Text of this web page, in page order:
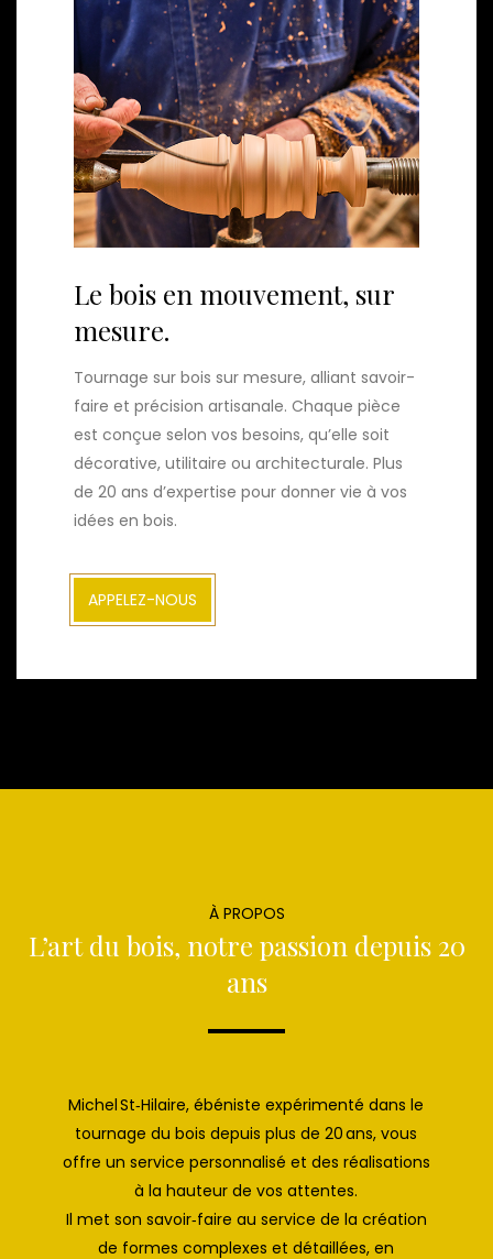
Le bois en mouvement, sur
mesure.
Tournage sur bois sur mesure, alliant savoir-
faire et précision artisanale. Chaque pièce
est conçue selon vos besoins, qu’elle soit
décorative, utilitaire ou architecturale. Plus
de 20 ans d’expertise pour donner vie à vos
idées en bois.
APPELEZ-NOUS
À PROPOS
L’art du bois, notre passion depuis 20
ans
Michel St‑Hilaire, ébéniste expérimenté dans le
tournage du bois depuis plus de 20 ans, vous
offre un service personnalisé et des réalisations
à la hauteur de vos attentes.
Il met son savoir‑faire au service de la création
de formes complexes et détaillées, en